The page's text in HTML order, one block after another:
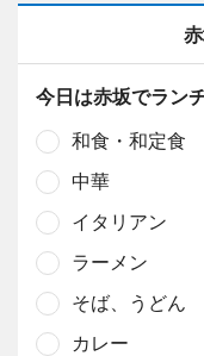
今日は赤坂でラン
和食・和定食
中華
イタリアン
ラーメン
そば、うどん
カレー